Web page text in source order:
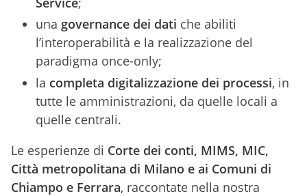
una governance dei dati che abiliti
l’interoperabilità e la realizzazione del
paradigma once-only;
la completa digitalizzazione dei processi, in
tutte le amministrazioni, da quelle locali a
quelle centrali.
Le esperienze di Corte dei conti, MIMS, MIC,
Città metropolitana di Milano e ai Comuni di
Chiampo e Ferrara, raccontate nella nostra